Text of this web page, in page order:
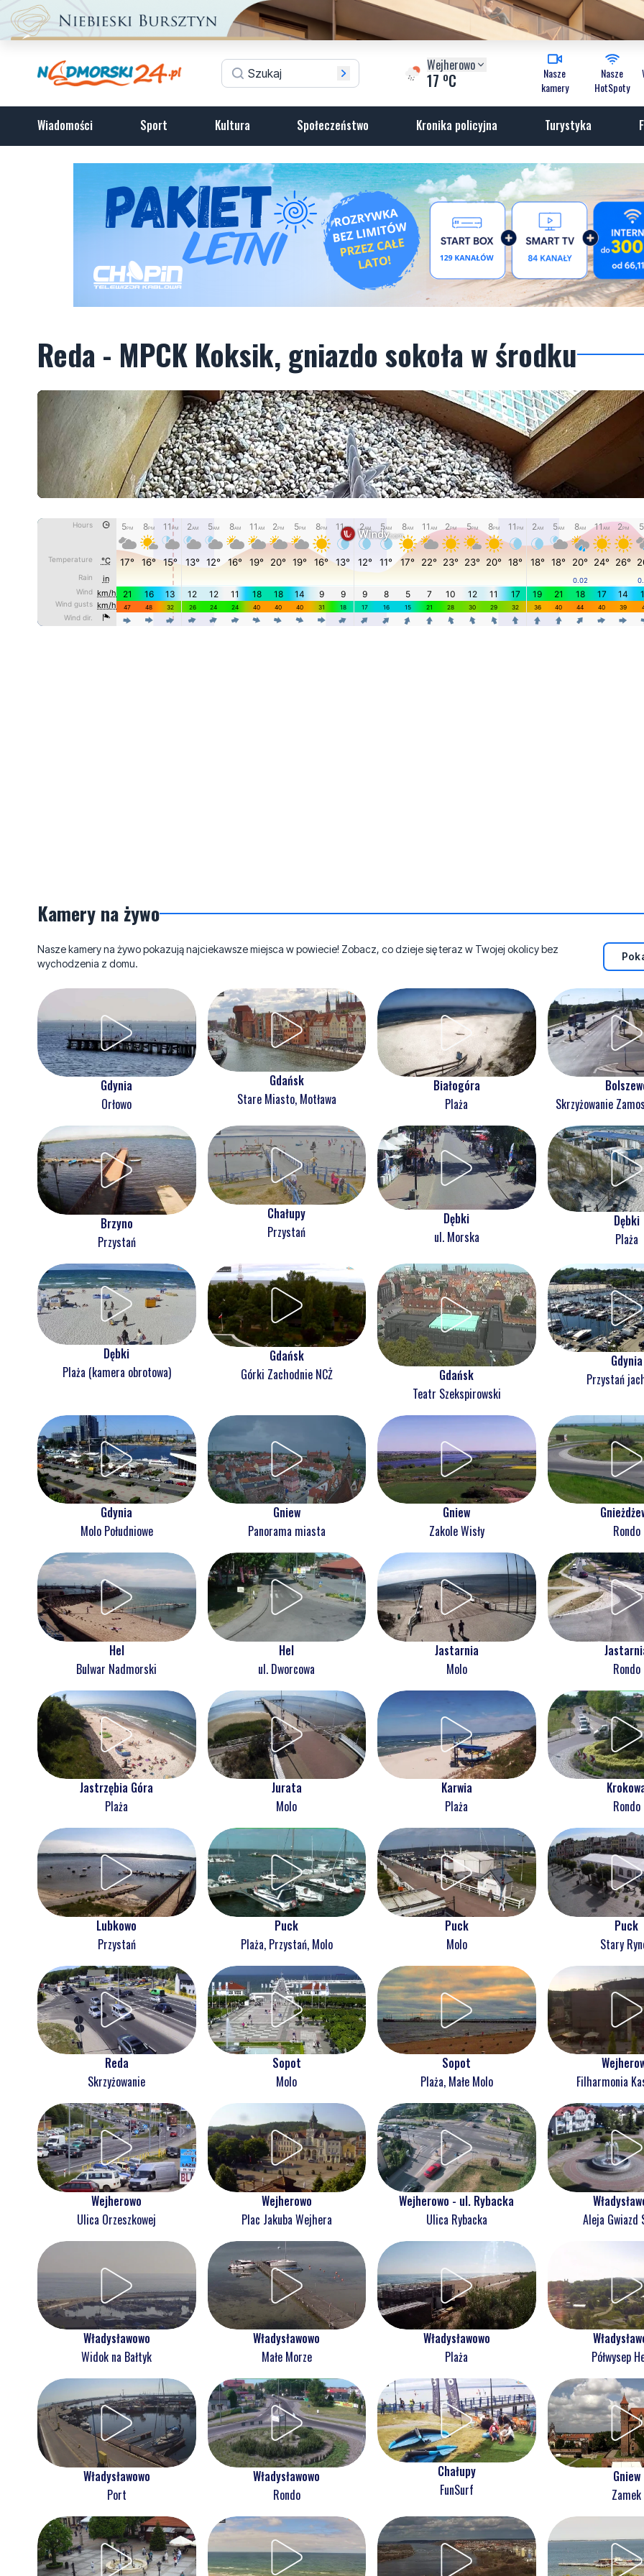
Wejherowo
17 oC
Nasze
kamery
Nasze
HotSpoty
Wiadomości Sport Kultura Społeczeństwo Kronika policyjna Turystyka
Reda - MPCK Koksik, gniazdo sokoła w środku
Kamery na żywo
Nasze kamery na żywo pokazują najciekawsze miejsca w powiecie! Zobacz, co dzieje się teraz w Twojej okolicy bez
wychodzenia z domu.
Gdynia
Orłowo
Gdańsk
Stare Miasto, Motława
Białogóra
Plaża
Skrzyżowanie
Brzyno
Przystań
Chałupy
Przystań
Dębki
ul. Morska
Dębki
Plaża
Dębki
Plaża (kamera obrotowa)
Gdańsk
Górki Zachodnie NCŻ
Gdańsk
Teatr Szekspirowski
Gdynia
Przystań
Gdynia
Molo Południowe
Gniew
Panorama miasta
Gniew
Zakole Wisły
Rondo
Hel
Bulwar Nadmorski
Hel
ul. Dworcowa
Jastarnia
Molo
Rondo
Jastrzębia Góra
Plaża
Jurata
Molo
Karwia
Plaża
Rondo
Lubkowo
Przystań
Puck
Plaża, Przystań, Molo
Puck
Molo
Puck
Stary
Reda
Skrzyżowanie
Sopot
Molo
Sopot
Plaża, Małe Molo
Filharmonia
Wejherowo
Ulica Orzeszkowej
Wejherowo
Plac Jakuba Wejhera
Wejherowo - ul. Rybacka
Ulica Rybacka
Aleja Gwiazd
Władysławowo
Widok na Bałtyk
Władysławowo
Małe Morze
Władysławowo
Plaża
Półwysep
Władysławowo
Port
Władysławowo
Rondo
Chałupy
FunSurf
Gniew
Zamek